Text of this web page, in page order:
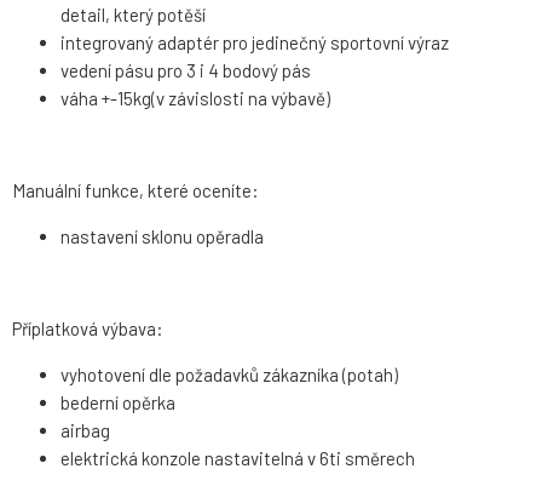
detail, který potěší
integrovaný adaptér pro jedinečný sportovní výraz
vedení pásu pro 3 i 4 bodový pás
váha +-15kg(v závislosti na výbavě)
Manuální funkce, které oceníte:
nastavení sklonu opěradla
Příplatková výbava:
vyhotovení dle požadavků zákazníka (potah)
bederní opěrka
airbag
elektrická konzole nastavitelná v 6ti směrech